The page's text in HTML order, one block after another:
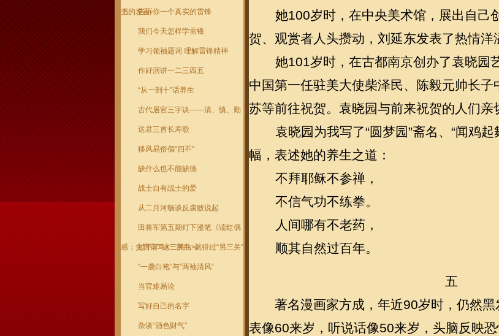
书
上的发言告诉你一个真实的雷锋
我们今天怎样学雷锋
学习领袖题词 理解雷锋精神
作好演讲一二三四五
“从一到十”话养生
古代居官三字诀——清、慎、勤
送君三首长寿歌
移风易俗倡“四不”
缺什么也不能缺德
战士自有战士的爱
从二月河畅谈反腐败说起
田将军第五期灯下漫笔《读红偶
感：贪官落马<三部曲>》
过不了“这三关”，就得过“另三关”
"一袭白袍“与”两袖清风“
当官难易论
写好自己的名字
杂谈“酒色财气”
她100岁时，在中央美术馆，展出自己
贺、观赏者人头攒动，刘延东发表了热情洋
她101岁时，在古都南京创办了袁晓园
中国第一任驻美大使柴泽民、陈毅元帅长
苏等前往祝贺。袁晓园与前来祝贺的人们亲
袁晓园为我写了“圆梦园”斋名、“闻鸡
幅，表述她的养生之道：
不拜耶稣不参禅，
不信气功不练拳。
人间哪有不老药，
顺其自然过百年。
五
著名漫画家方成，年近90岁时，仍然
表像60来岁，听说话像50来岁，头脑反映